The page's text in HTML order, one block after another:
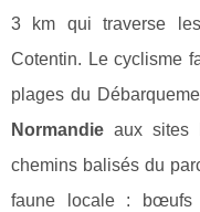
3 km qui traverse
Cotentin. Le cyclisme
plages du
Normandie aux sites
chemins balisés du
faune locale : bœufs